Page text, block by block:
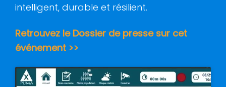
intelligent, durable et résilient.
Retrouvez le Dossier de presse sur cet
événement >>